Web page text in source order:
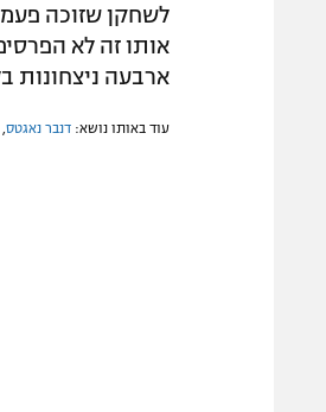
ארבעה ניצחונות
עוד באותו נושא: דנבר נאגטס